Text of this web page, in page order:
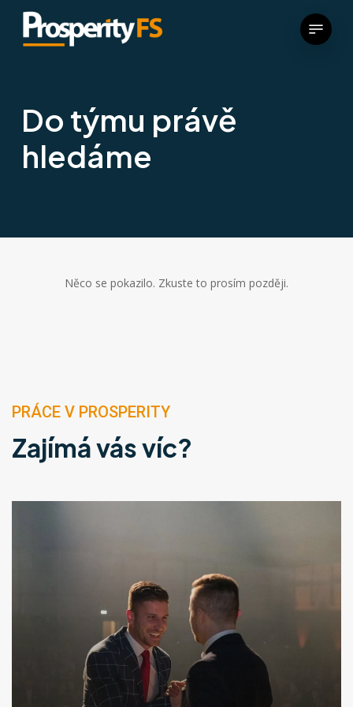
Menu
Do týmu právě
hledáme
Něco se pokazilo. Zkuste to prosím později.
PRÁCE V PROSPERITY
Zajímá vás víc?